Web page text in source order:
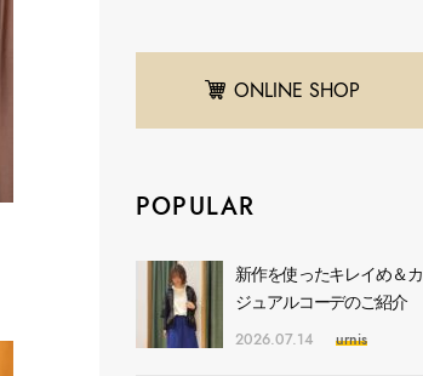
ONLINE SHOP
POPULAR
新作を使ったキレイめ＆カ
ジュアルコーデのご紹介
2026.07.14 urnis